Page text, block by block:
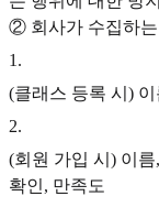
② 회사가 수집하는
1 .
(클래스 등록 시)
2.
(회원 가입 시) 이
확인, 만족도